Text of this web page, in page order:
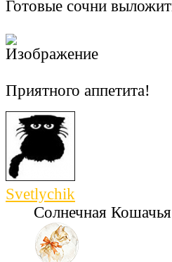
Готовые сочни
Приятного аппетита!
Svetlychik
Солнечная